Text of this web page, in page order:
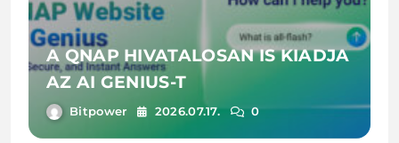
A QNAP HIVATALOSAN IS KIADJA
AZ AI GENIUS-T
Bitpower 2026.07.17. 0